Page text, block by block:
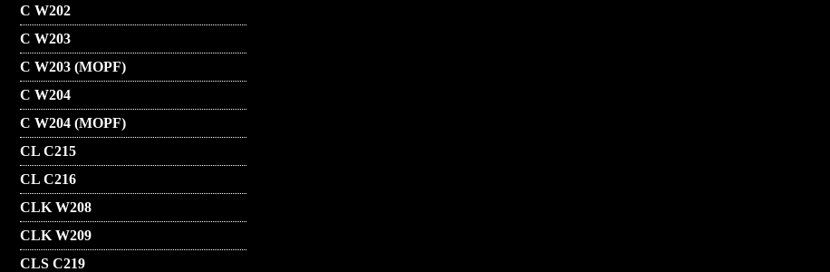
C W202
C W203
C W203 (MOPF)
C W204
C W204 (MOPF)
CL C215
CL C216
CLK W208
CLK W209
CLS C219